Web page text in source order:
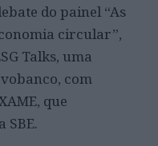
do painel “As
circular”,
Talks, uma
com
que
SBE.